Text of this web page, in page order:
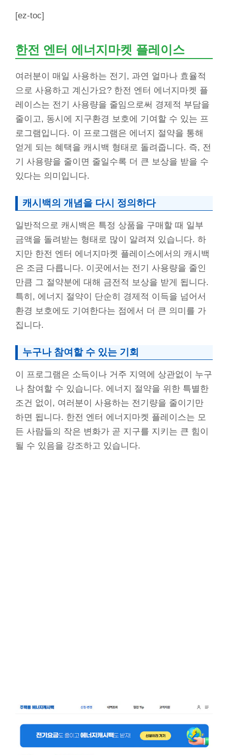
[ez-toc]
한전 엔터 에너지마켓 플레이스
여러분이 매일 사용하는 전기, 과연 얼마나 효율적
으로 사용하고 계신가요? 한전 엔터 에너지마켓 플
레이스는 전기 사용량을 줄임으로써 경제적 부담을
줄이고, 동시에 지구환경 보호에 기여할 수 있는 프
로그램입니다. 이 프로그램은 에너지 절약을 통해
얻게 되는 혜택을 캐시백 형태로 돌려줍니다. 즉, 전
기 사용량을 줄이면 줄일수록 더 큰 보상을 받을 수
있다는 의미입니다.
캐시백의 개념을 다시 정의하다
일반적으로 캐시백은 특정 상품을 구매할 때 일부
금액을 돌려받는 형태로 많이 알려져 있습니다. 하
지만 한전 엔터 에너지마켓 플레이스에서의 캐시백
은 조금 다릅니다. 이곳에서는 전기 사용량을 줄인
만큼 그 절약분에 대해 금전적 보상을 받게 됩니다.
특히, 에너지 절약이 단순히 경제적 이득을 넘어서
환경 보호에도 기여한다는 점에서 더 큰 의미를 가
집니다.
누구나 참여할 수 있는 기회
이 프로그램은 소득이나 거주 지역에 상관없이 누구
나 참여할 수 있습니다. 에너지 절약을 위한 특별한
조건 없이, 여러분이 사용하는 전기량을 줄이기만
하면 됩니다. 한전 엔터 에너지마켓 플레이스는 모
든 사람들의 작은 변화가 곧 지구를 지키는 큰 힘이
될 수 있음을 강조하고 있습니다.